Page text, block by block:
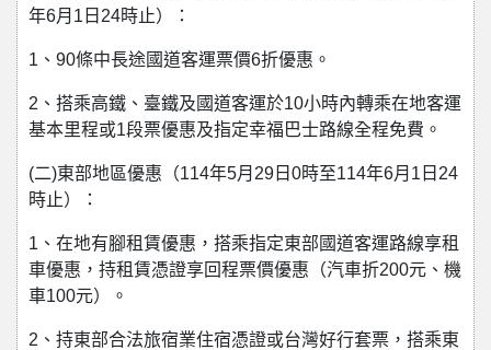
年6月1日24時止）：
1、90條中長途國道客運票價6折優惠。
2、搭乘高鐵、臺鐵及國道客運於10小時內轉乘在地客運
基本里程或1段票優惠及指定幸福巴士路線全程免費。
(二)東部地區優惠（114年5月29日0時至114年6月1日24
時止）：
1、在地有腳租賃優惠，搭乘指定東部國道客運路線享租
車優惠，持租賃憑證享回程票價優惠（汽車折200元、機
車100元）。
2、持東部合法旅宿業住宿憑證或台灣好行套票，搭乘東